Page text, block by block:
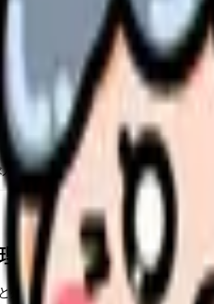
欲
職、業務分担の見直しが使えるか
票・面接・見学で確認する
しませんか。
せる選択肢を分けて整理しま